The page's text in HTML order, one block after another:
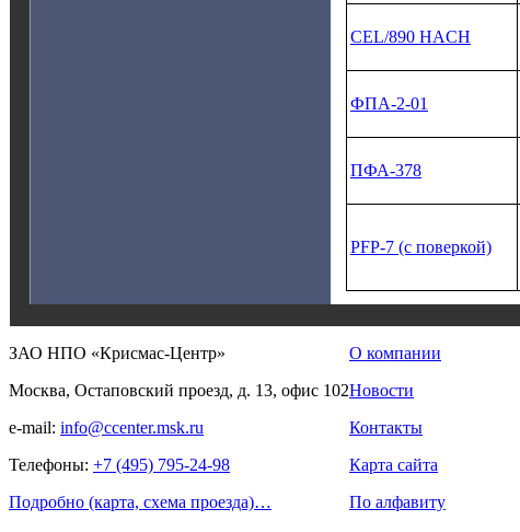
CEL/890 HACH
ФПА‑2‑01
ПФА‑378
PFP‑7 (с поверкой)
ЗАО НПО «Крисмас-Центр»
Москва, Остаповский проезд, д. 13, офис 102
e-mail: info@ccenter.msk.ru
Телефоны: +7 (495) 795-24-98
Подробно (карта, схема проезда)…
О компании
Новости
Контакты
Карта сайта
По алфавиту